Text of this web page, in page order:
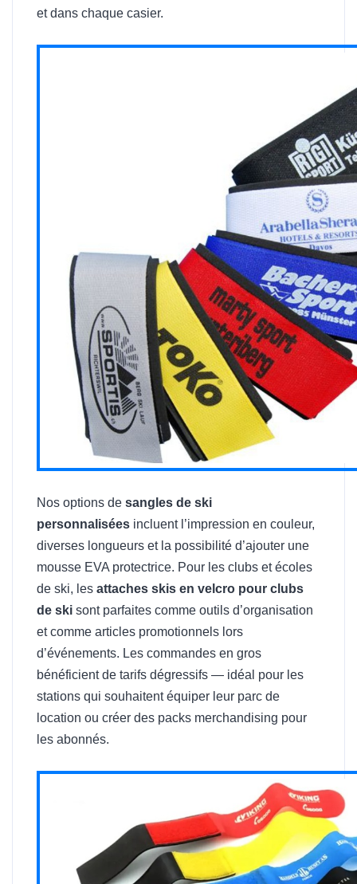
et dans chaque casier.
Nos options de sangles de ski
personnalisées incluent l’impression en couleur,
diverses longueurs et la possibilité d’ajouter une
mousse EVA protectrice. Pour les clubs et écoles
de ski, les attaches skis en velcro pour clubs
de ski sont parfaites comme outils d’organisation
et comme articles promotionnels lors
d’événements. Les commandes en gros
bénéficient de tarifs dégressifs — idéal pour les
stations qui souhaitent équiper leur parc de
location ou créer des packs merchandising pour
les abonnés.